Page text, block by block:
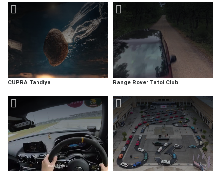
CUPRA Tandiya Range Rover Tatoi Club